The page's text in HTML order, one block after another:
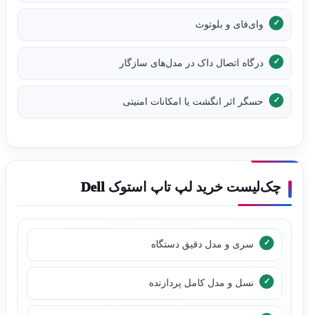
وای‌فای و بلوتوث
درگاه اتصال داک در مدل‌های سازگار
حسگر اثر انگشت یا امکانات امنیتی
چک‌لیست خرید لپ تاپ استوک Dell
سری و مدل دقیق دستگاه
نسل و مدل کامل پردازنده